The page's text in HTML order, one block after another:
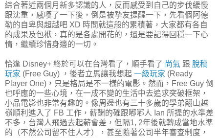
綜合著近兩個月新多認識的人，反而感受到自己的步伐緩慢
跟沈重，感嘆了一下後，倒是被摯友提醒一下，先看個阿德
勒的自卑與超越吧 XD 時間就這般的累積著，大家都有各自
的成果及包袱，真的是各處開花的，還是要記得回穩一下心
情，繼續珍惜身邊的一切。
恰逢 Disney+ 終於可以在台灣看了，順手看了 尚氣 跟 脫稿
玩家 (Free Guy) ，後者立馬讓我想起 一級玩家 (Ready
Player One)，只是格局是不一樣的電影。然而，Free Guy 倒
也呼應的一些心境，在一成不變的生活中去追求突破框架，
小品電影也非常有趣的。像周邊也有三十多歲的學弟翻山越
嶺順利進入了 FB 工作，薪酬的確跟嘟嘟人 Ian 所提的水準差
不多，台灣人飛過去起薪會差，但隔1, 2年後就轉成當地水準
的（不然公司留不住人才），甚至隨著公司半年審查制度，